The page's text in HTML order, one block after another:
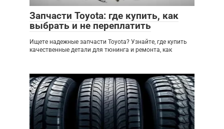
Запчасти Toyota: где купить, как
выбрать и не переплатить
Ищете надежные запчасти Toyota? Узнайте, где купить
качественные детали для тюнинга и ремонта, как